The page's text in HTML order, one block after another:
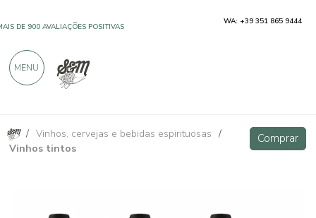
/ Vinhos, cervejas e bebidas espirituosas /
Vinhos tintos
Comprar
Barolo DOCG - Alessandro Rivetto Comprar
DE 900 AVALIAÇÕES POSITIVAS WA: +39 351 865 9444
MENU